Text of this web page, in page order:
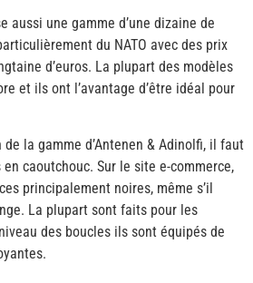
aussi une gamme d’une dizaine de
du NATO avec des prix
d’euros. La plupart des modèles
et ils ont l’avantage d’être idéal pour
la gamme d’Antenen & Adinolfi, il faut
caoutchouc. Sur le site e-commerce,
principalement noires, même s’il
La plupart sont faits pour les
des boucles ils sont équipés de